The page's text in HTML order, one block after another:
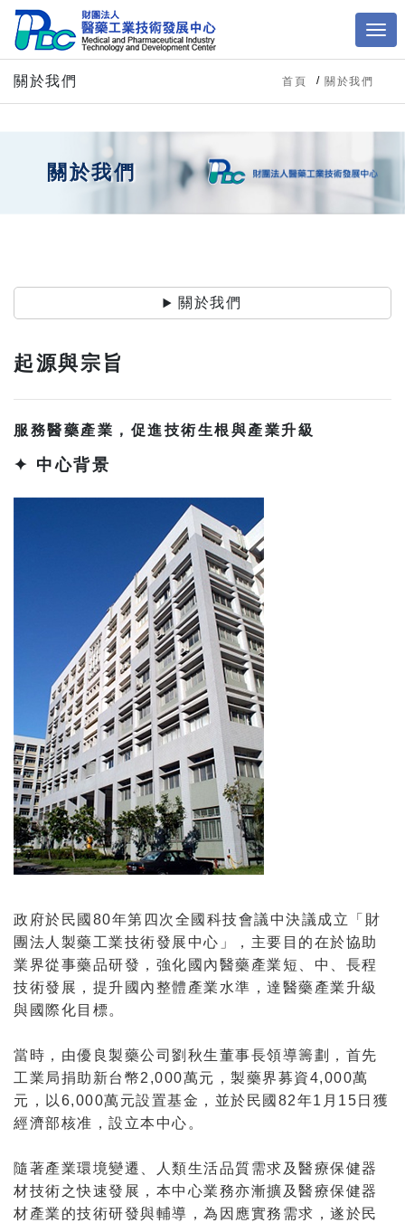
關於我們 首頁 關於我們
關於我們
關於我們
起源與宗旨
服務醫藥產業，促進技術生根與產業升級
✦ 中心背景
政府於民國80年第四次全國科技會議中決議成立「財
團法人製藥工業技術發展中心」，主要目的在於協助
業界從事藥品研發，強化國內醫藥產業短、中、長程
技術發展，提升國內整體產業水準，達醫藥產業升級
與國際化目標。
當時，由優良製藥公司劉秋生董事長領導籌劃，首先
工業局捐助新台幣2,000萬元，製藥界募資4,000萬
元，以6,000萬元設置基金，並於民國82年1月15日獲
經濟部核准，設立本中心。
隨著產業環境變遷、人類生活品質需求及醫療保健器
材技術之快速發展，本中心業務亦漸擴及醫療保健器
材產業的技術研發與輔導，為因應實務需求，遂於民